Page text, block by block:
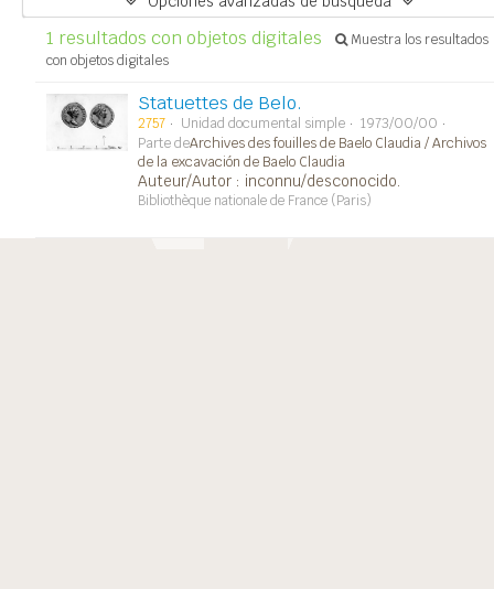
1 resultados con objetos digitales
Muestra los resultados
con objetos digitales
Statuettes de Belo.
2757 Unidad documental simple
1973/00/00
Parte deArchives des fouilles de Baelo Claudia / Archivos
de la excavación de Baelo Claudia
Auteur/Autor : inconnu/desconocido.
Bibliothèque nationale de France (Paris)